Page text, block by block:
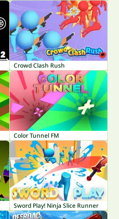
Crowd Clash Rush
Color Tunnel FM
Sword Play! Ninja Slice Runner